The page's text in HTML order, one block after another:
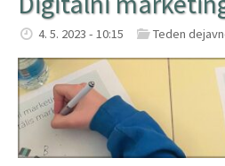
4. 5. 2023 - 10:15 Teden